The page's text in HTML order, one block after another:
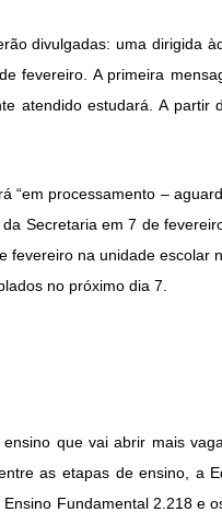
divulgadas: uma dirigida
fevereiro. A primeira
atendido estudará. A
“em processamento –
Secretaria em 7 de
fevereiro na unidade escolar
no próximo dia 7.
que vai abrir mais
as etapas de ensino, a
Fundamental 2.218 e